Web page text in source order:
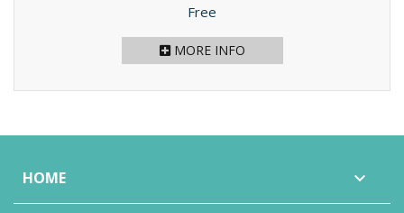
Price
Free
MORE INFO
HOME 